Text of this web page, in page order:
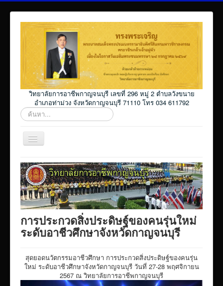
วิทยาลัยการอาชีพกาญจนบุรี เลขที่ 296 หมู่ 2 ตำบลวังขนาย
อำเภอท่าม่วง จังหวัดกาญจนบุรี 71110 โทร 034 611792
ค้นหา...
สลับ
เก
ชั่น
Home
โปรแกรม ศธ02 ออนไลน์
Elearning_kicec
Facebookงานประชาสัมพันธ์
VTR แนะนำวิทยาลัย
ID-PLAN
พัสดุ/จัดซื่อจัดจ้าง
การประกวดสิ่งประดิษฐ์ของคนรุ่นใหม่
ระดับอาชีวศึกษาจังหวัดกาญจนบุรี
สุดยอดนวัตกรรมอาชีวศึกษา การประกวดสิ่งประดิษฐ์ของคนรุ่น
ใหม่ ระดับอาชีวศึกษาจังหวัดกาญจนบุรี วันที่ 27-28 พฤศจิกายน
2567 ณ วิทยาลัยการอาชีพกาญจนบุรี